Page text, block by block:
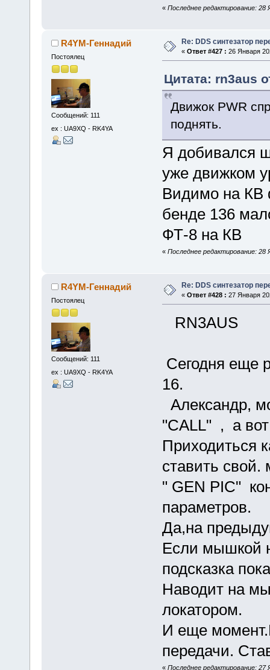
« Последнее редактирование: 28
R4YM-Геннадий
Постоялец
Сообщений: 111
ex : UA9XQ - RK4YA
Re: DDS синтезатор
« Ответ #427 : 26 Января
Цитата: rn3aus
Движок PWR
поднять.
Я добивался
уже движком
Видимо на КВ
бенде 136
ФТ-8 на КВ
« Последнее редактирование: 28
R4YM-Геннадий
Постоялец
Сообщений: 111
ex : UA9XQ - RK4YA
Re: DDS синтезатор
« Ответ #428 : 27 Января
RN3AUS
Сегодня еще
16.
Александр,
"СALL" , а
Приходиться
ставить свой.
" GEN PIC"
параметров.
Да,на
Если мышкой
подсказка
Наводит на
локатором.
И еще
передачи.
« Последнее редактирование: 27